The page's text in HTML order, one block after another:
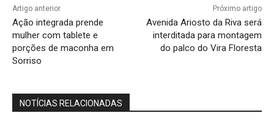
Artigo anterior
Ação integrada prende
mulher com tablete e
porções de maconha em
Sorriso
Próximo artigo
Avenida Ariosto da Riva será
interditada para montagem
do palco do Vira Floresta
NOTÍCIAS RELACIONADAS